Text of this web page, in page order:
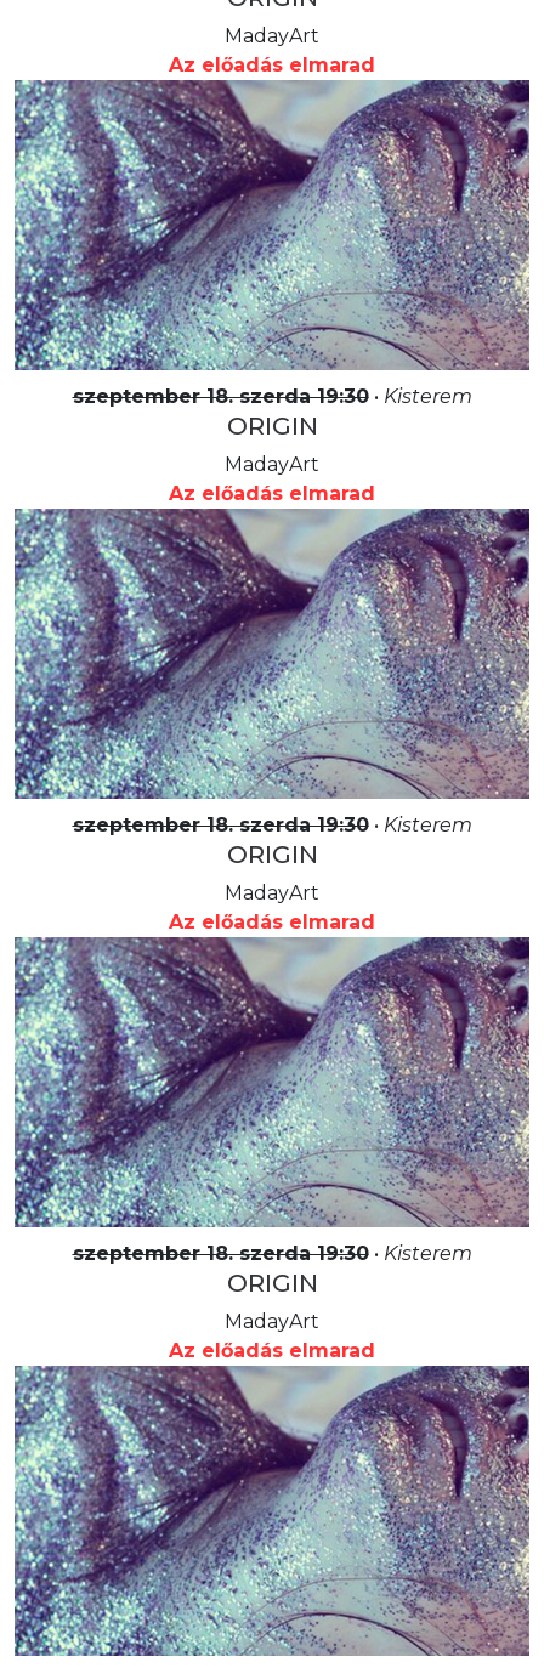
MadayArt
Az előadás elmarad
szeptember 18. szerda 19:30• Kisterem
ORIGIN
MadayArt
Az előadás elmarad
szeptember 18. szerda 19:30• Kisterem
ORIGIN
MadayArt
Az előadás elmarad
szeptember 18. szerda 19:30• Kisterem
ORIGIN
MadayArt
Az előadás elmarad